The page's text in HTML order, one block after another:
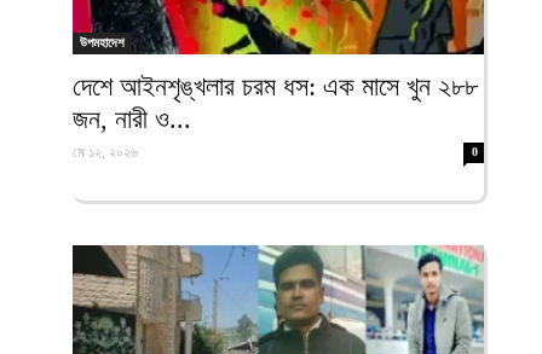
উপমহাদেশ
দেশে আইনশৃঙ্খলার চরম ধস: এক মাসে খুন ২৮৮
জন, নারী ও...
মে ১২, ২০২৬ 0